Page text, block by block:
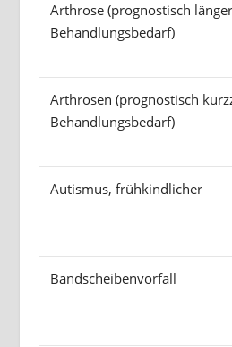
Arthrose (prognostisch
Behandlungsbedarf)
Arthrosen (prognostisch
Behandlungsbedarf)
Autismus, frühkindlicher
Bandscheibenvorfall